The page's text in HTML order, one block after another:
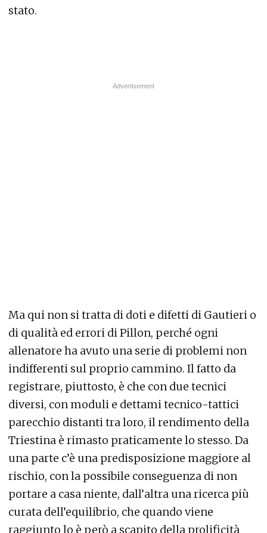
stato.
Ma qui non si tratta di doti e difetti di Gautieri o
di qualità ed errori di Pillon, perché ogni
allenatore ha avuto una serie di problemi non
indifferenti sul proprio cammino. Il fatto da
registrare, piuttosto, è che con due tecnici
diversi, con moduli e dettami tecnico-tattici
parecchio distanti tra loro, il rendimento della
Triestina è rimasto praticamente lo stesso. Da
una parte c’è una predisposizione maggiore al
rischio, con la possibile conseguenza di non
portare a casa niente, dall’altra una ricerca più
curata dell’equilibrio, che quando viene
raggiunto lo è però a scapito della prolificità